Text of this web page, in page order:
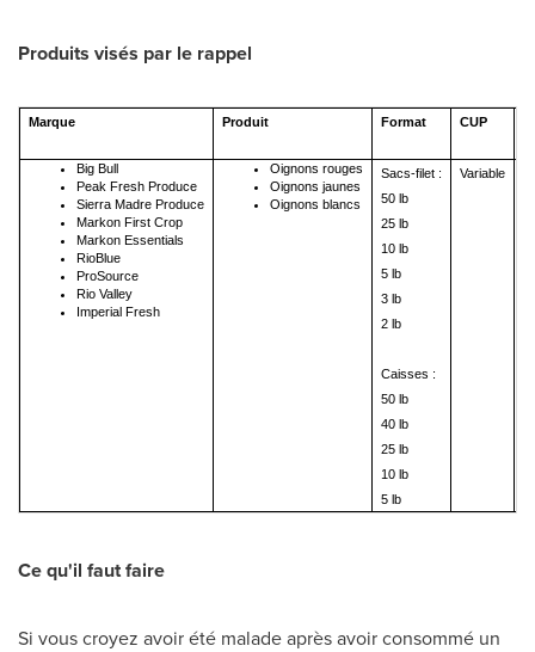
Produits visés par le rappel
Marque Produit Format CUP
Big Bull
Peak Fresh Produce
Sierra Madre Produce
Markon First Crop
Markon Essentials
RioBlue
ProSource
Rio Valley
Imperial Fresh
Oignons rouges
Oignons jaunes
Oignons blancs
Sacs-filet :
50 lb
25 lb
10 lb
5 lb
3 lb
2 lb
Caisses :
50 lb
40 lb
25 lb
10 lb
5 lb
Variable
Ce qu'il faut faire
Si vous croyez avoir été malade après avoir consommé un